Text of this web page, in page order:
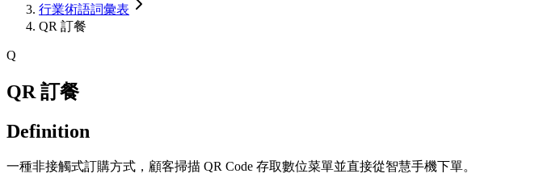
行業術語詞彙表
QR 訂餐
Q
QR 訂餐
Definition
一種非接觸式訂購方式，顧客掃描 QR Code 存取數位菜單並直接從智慧手機下單。